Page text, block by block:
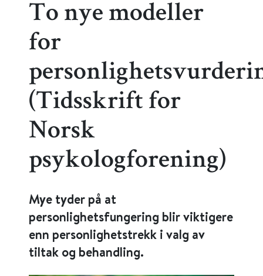
To nye modeller
for
(Tidsskrift for
Norsk
psykologforening)
Mye tyder på at
personlighetsfungering blir viktigere
enn personlighetstrekk i valg av
tiltak og behandling.